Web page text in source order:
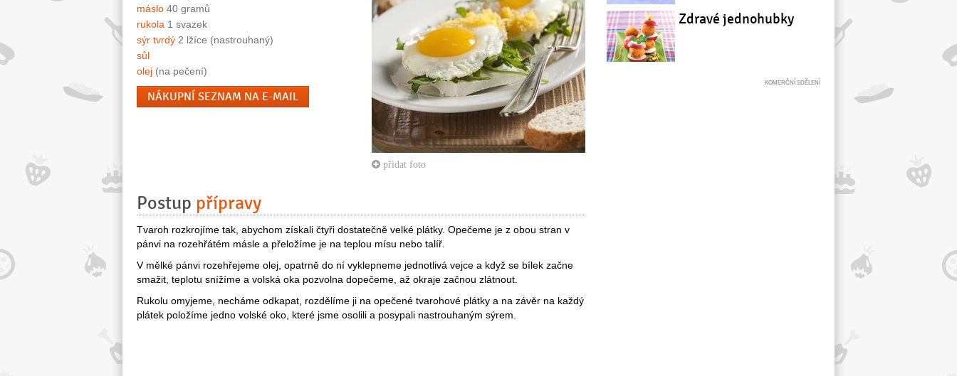
přidat foto
máslo 40 gramů
rukola 1 svazek
sýr tvrdý 2 lžíce (nastrouhaný)
sůl
olej (na pečení)
NÁKUPNÍ SEZNAM NA E-MAIL
Postup přípravy
Tvaroh rozkrojíme tak, abychom získali čtyři dostatečně velké plátky. Opečeme je z obou stran v
pánvi na rozehřátém másle a přeložíme je na teplou mísu nebo talíř.
V mělké pánvi rozehřejeme olej, opatrně do ní vyklepneme jednotlivá vejce a když se bílek začne
smažit, teplotu snížíme a volská oka pozvolna dopečeme, až okraje začnou zlátnout.
Rukolu omyjeme, necháme odkapat, rozdělíme ji na opečené tvarohové plátky a na závěr na každý
plátek položíme jedno volské oko, které jsme osolili a posypali nastrouhaným sýrem.
Zdravé jednohubky